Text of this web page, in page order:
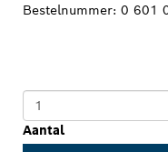
Bestelnummer: 0 601
Aantal